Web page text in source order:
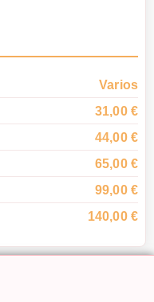
Varios
31,00 €
44,00 €
65,00 €
99,00 €
140,00 €